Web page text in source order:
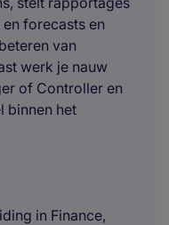
forecasts en
van
werk je nauw
of Controller en
binnen het
in Finance,